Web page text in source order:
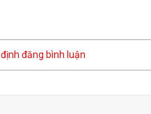
đăng bình luận